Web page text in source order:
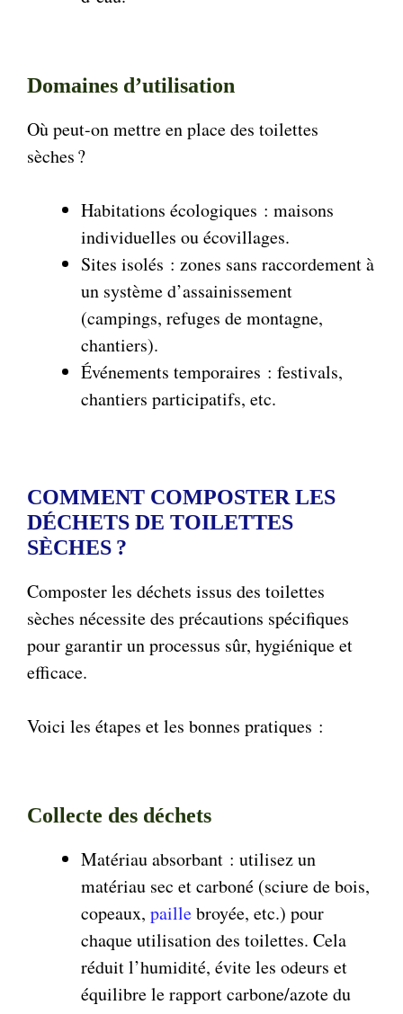
Domaines d’utilisation
Où peut-on mettre en place des toilettes
sèches ?
Habitations écologiques : maisons
individuelles ou écovillages.
Sites isolés : zones sans raccordement à
un système d’assainissement
(campings, refuges de montagne,
chantiers).
Événements temporaires : festivals,
chantiers participatifs, etc.
COMMENT COMPOSTER LES
DÉCHETS DE TOILETTES
SÈCHES ?
Composter les déchets issus des toilettes
sèches nécessite des précautions spécifiques
pour garantir un processus sûr, hygiénique et
efficace.
Voici les étapes et les bonnes pratiques :
Collecte des déchets
Matériau absorbant : utilisez un
matériau sec et carboné (sciure de bois,
copeaux, paillebroyée, etc.) pour
chaque utilisation des toilettes. Cela
réduit l’humidité, évite les odeurs et
équilibre le rapport carbone/azote du